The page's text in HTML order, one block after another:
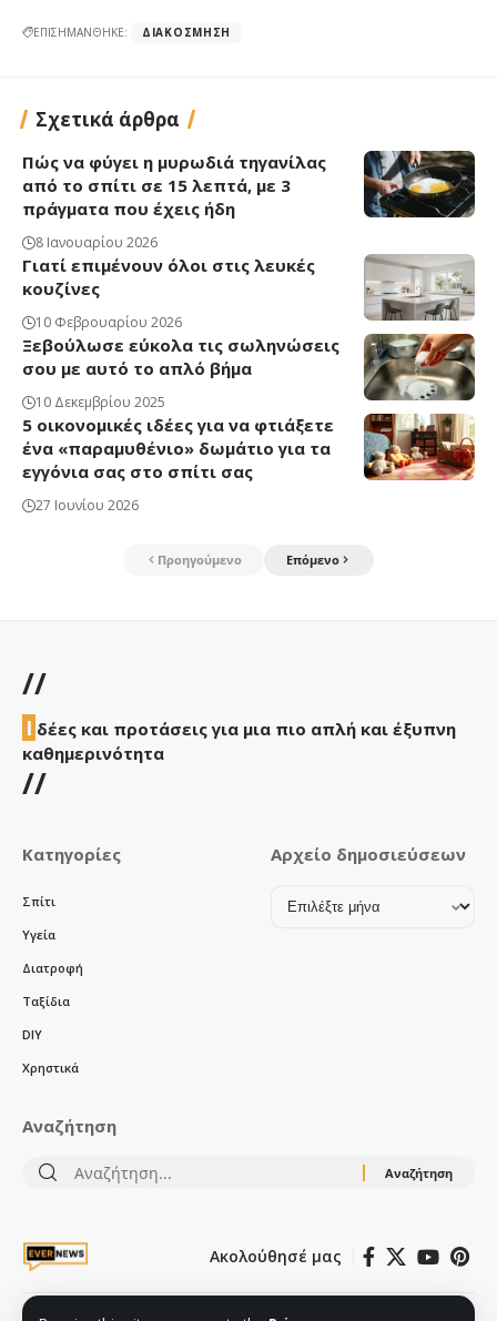
ΕΠΙΣΗΜΑΝΘΗΚΕ: ΔΙΑΚΌΣΜΗΣΗ
Σχετικά άρθρα
Πώς να φύγει η μυρωδιά τηγανίλας
από το σπίτι σε 15 λεπτά, με 3
πράγματα που έχεις ήδη
8 Ιανουαρίου 2026
Γιατί επιμένουν όλοι στις λευκές
κουζίνες
10 Φεβρουαρίου 2026
Ξεβούλωσε εύκολα τις σωληνώσεις
σου με αυτό το απλό βήμα
10 Δεκεμβρίου 2025
5 οικονομικές ιδέες για να φτιάξετε
ένα «παραμυθένιο» δωμάτιο για τα
εγγόνια σας στο σπίτι σας
27 Ιουνίου 2026
Προηγούμενο Επόμενο
//
Ι δέες και προτάσεις για μια πιο απλή και έξυπνη
καθημερινότητα
//
Κατηγορίες
Σπίτι
Υγεία
Διατροφή
Ταξίδια
DIY
Χρηστικά
Αρχείο δημοσιεύσεων
Αρχείο
Αναζήτηση
Αναζήτηση
Ακολούθησέ μας